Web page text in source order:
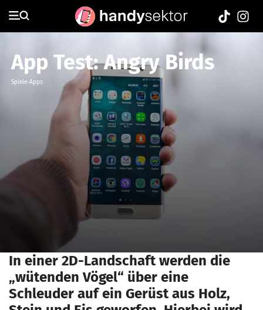
App Test: Angry Birds
Spiele-Apps
In einer 2D-Landschaft werden die
„wütenden Vögel“ über eine
Schleuder auf ein Gerüst aus Holz,